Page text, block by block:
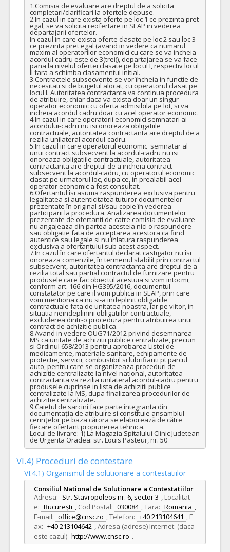
1.Comisia de evaluare are dreptul de a solicita
completari/clarificari la ofertele depuse.
2.In cazul in care exista oferte pe loc 1 ce prezinta pret
egal, se va solicita reofertare in SEAP in vederea
departajarii ofertelor.
In cazul in care exista oferte clasate pe loc 2 sau loc 3
ce prezinta pret egal (avand in vedere ca numarul
maxim al operatorilor economici cu care se va incheia
acordul cadru este de 3(trei)), departajarea se va face
pana la nivelul ofertei clasate pe locul I, respectiv locul
II fara a schimba clasamentul initial.
3.Contractele subsecvente se vor încheia in functie de
necesitati si de bugetul alocat, cu operatorul clasat pe
locul I. Autoritatea contractanta va continua procedura
de atribuire, chiar daca va exista doar un singur
operator economic cu oferta admisibila pe lot, si va
incheia acordul cadru doar cu acel operator economic.
4.In cazul in care operatorii economici semnatari ai
acordului-cadru nu isi onoreaza obligatiile
contractuale, autoritatea contractanta are dreptul de a
rezilia unilateral acordul-cadru.
5.In cazul in care operatorul economic  semnatar al
unui contract subsecvent la acordul-cadru nu isi
onoreaza obligatiile contractuale, autoritatea
contractanta are dreptul de a incheia contract
subsecvent la acordul-cadru, cu operatorul economic
clasat pe urmatorul loc, dupa ce, in prealabil acel
operator economic a fost consultat.
6.Ofertantul îsi asuma raspunderea exclusiva pentru
legalitatea si autenticitatea tuturor documentelor
prezentate în original si/sau copie în vederea
participarii la procedura. Analizarea documentelor
prezentate de ofertanti de catre comisia de evaluare
nu angajeaza din partea acesteia nici o raspundere
sau obligatie fata de acceptarea acestora ca fiind
autentice sau legale si nu înlatura raspunderea
exclusiva a ofertantului sub acest aspect.
7.În cazul în care ofertantul declarat castigator nu îsi
onoreaza comenzile, în termenul stabilit prin contractul
subsecvent, autoritatea contractanta are dreptul de a
rezilia total sau partial contractul de furnizare pentru
produsele care fac obiectul acestuia si vom intocmi,
conform art. 166 din HG395/2016, documentul
constatator pe care il vom publica in SEAP, prin care
vom mentiona ca nu si-a indeplinit obligatiile
contractuale fata de unitatea noastra, iar pe viitor, in
situatia neindeplinirii obligatiilor contractuale,
excluderea dintr-o procedura pentru atribuirea unui
contract de achizitie publica.
8.Avand in vedere OUG71/2012 privind desemnarea
MS ca unitate de achizitii publice centralizate, precum
si Ordinul 658/2013 pentru aprobarea Listei de
medicamente, materiale sanitare, echipamente de
protectie, servicii, combustibil si lubrifianti pt parcul
auto, pentru care se organizeaza proceduri de
achizitie centralizate la nivel national, autoritatea
contractanta va rezilia unilateral acordul-cadru pentru
produsele cuprinse in lista de achizitii publice
centralizate la MS, dupa finalizarea procedurilor de
achizitie centralizate.
9.Caietul de sarcini face parte integranta din
documentaţia de atribuire si constituie ansamblul
cerinţelor pe baza cărora se elaborează de către
fiecare ofertant propunerea tehnica.
Locul de livrare: 1) La Magazia Spitalului Clinic Judetean
de Urgenta Oradea: str. Louis Pasteur, nr. 50
VI.4) Proceduri de contestare
VI.4.1) Organismul de solutionare a contestatiilor
Consiliul National de Solutionare a Contestatiilor
Adresa: Str. Stavropoleos nr. 6, sector 3 , Localitat
e: București , Cod Postal: 030084 ,Tara: Romania ,
E-mail: office@cnsc.ro ,Telefon: +40 213104641 , F
ax: +40 213104642 ,Adresa (adrese) Internet: (daca
este cazul) http://www.cnsc.ro .